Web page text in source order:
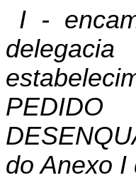
I -
do Anexo I